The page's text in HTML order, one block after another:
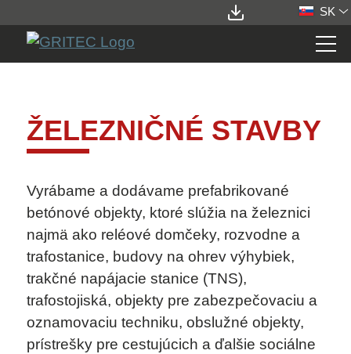
SK
ROZSAH POUŽITIA
TRAFOSTANICE
BUDOVY PRE FOTOVOLTIKU
PLYNÁRENSTVO
VODOHOSPODÁRSKE STAVBY
SOCIÁLNE BUDOVY
IT A TELEKOMUNIKÁCIE
ŽELEZNICE
TYPOVÉ RADY
ŽELEZNIČNÉ STAVBY
Vyrábame a dodávame prefabrikované
betónové objekty, ktoré slúžia na železnici
najmä ako reléové domčeky, rozvodne a
trafostanice, budovy na ohrev výhybiek,
trakčné napájacie stanice (TNS),
trafostojiská, objekty pre zabezpečovaciu a
oznamovaciu techniku, obslužné objekty,
prístrešky pre cestujúcich a ďalšie sociálne